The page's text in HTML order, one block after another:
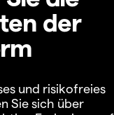
der
und risikofreies
Sie sich über